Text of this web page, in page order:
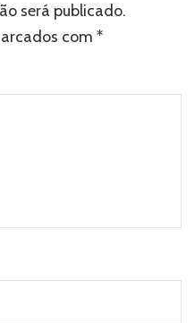
será publicado.
com *